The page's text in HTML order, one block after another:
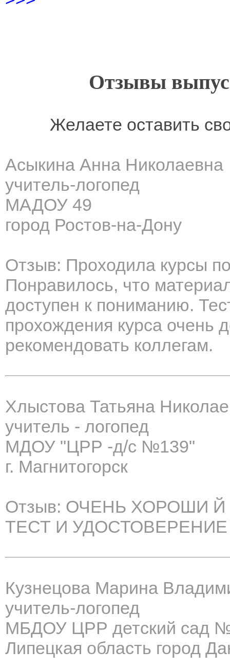
Отзывы
Желаете оставить
Асыкина Анна Николаевна
учитель-логопед
МАДОУ 49
город Ростов-на-Дону
Отзыв: Проходила курсы
Понравилось, что
доступен к пониманию.
прохождения курса очень
рекомендовать коллегам.
Хлыстова Татьяна
учитель - логопед
МДОУ "ЦРР -д/с №139"
г. Магнитогорск
Отзыв: ОЧЕНЬ ХОРОШИ
ТЕСТ И
Кузнецова Марина
учитель-логопед
МБДОУ ЦРР детский сад
Липецкая область город